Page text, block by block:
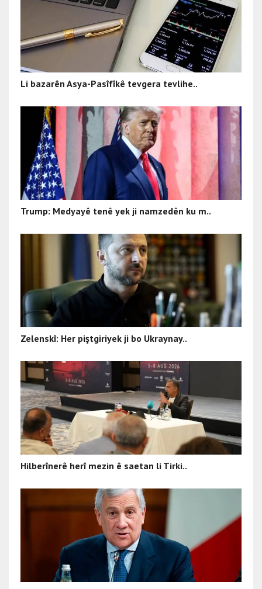
Li bazarên Asya-Pasîfîkê tevgera tevlihe..
Trump: Medyayê tenê yek ji namzedên ku m..
Zelenskî: Her piştgiriyek ji bo Ukraynay..
Hilberînerê herî mezin ê saetan li Tirki..